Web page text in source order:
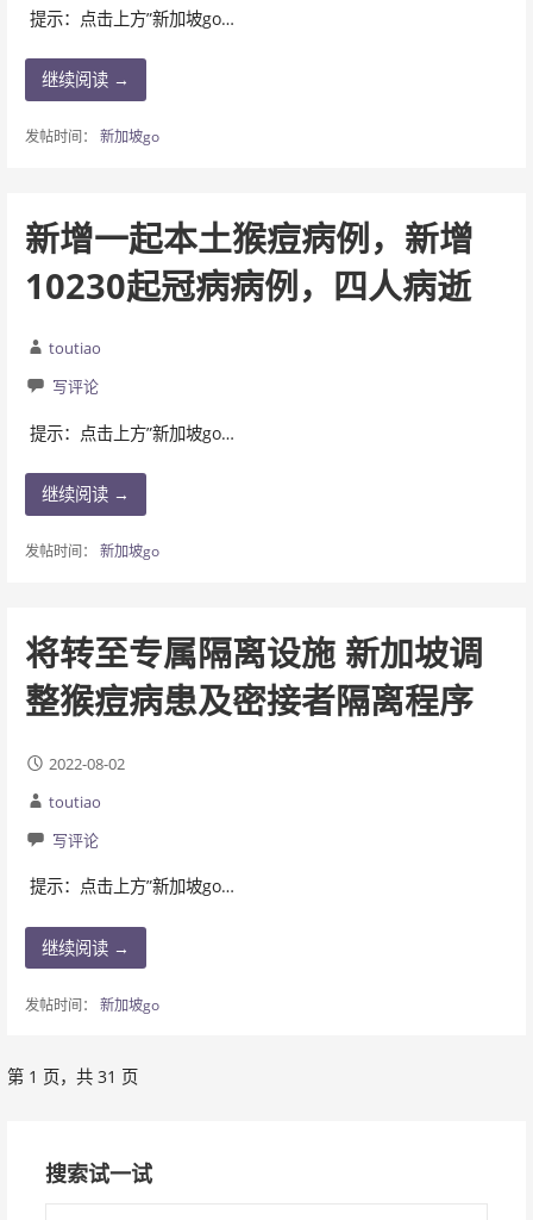
提示：点击上方”新加坡go…
继续阅读 →
发帖时间： 新加坡go
新增一起本土猴痘病例，新增
10230起冠病病例，四人病逝
toutiao
写评论
提示：点击上方”新加坡go…
继续阅读 →
发帖时间： 新加坡go
将转至专属隔离设施 新加坡调
整猴痘病患及密接者隔离程序
2022-08-02
toutiao
写评论
提示：点击上方”新加坡go…
继续阅读 →
发帖时间： 新加坡go
文
第 1 页，共 31 页
搜索试一试